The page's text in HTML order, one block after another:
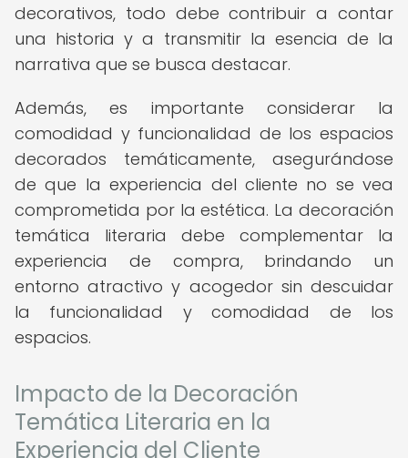
decorativos, todo debe contribuir a contar
una historia y a transmitir la esencia de la
narrativa que se busca destacar.
Además, es importante considerar la
comodidad y funcionalidad de los espacios
decorados temáticamente, asegurándose
de que la experiencia del cliente no se vea
comprometida por la estética. La decoración
temática literaria debe complementar la
experiencia de compra, brindando un
entorno atractivo y acogedor sin descuidar
la funcionalidad y comodidad de los
espacios.
Impacto de la Decoración
Temática Literaria en la
Experiencia del Cliente